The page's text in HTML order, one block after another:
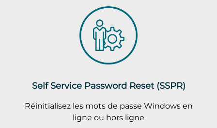
Self Service Password Reset (SSPR)
Réinitialisez les mots de passe Windows en
ligne ou hors ligne